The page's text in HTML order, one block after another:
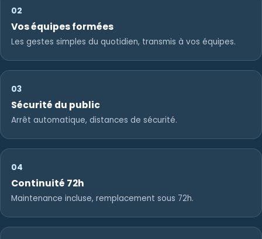
02
Vos équipes formées
Les gestes simples du quotidien, transmis à vos équipes.
03
Sécurité du public
Arrêt automatique, distances de sécurité.
04
Continuité 72h
Maintenance incluse, remplacement sous 72h.